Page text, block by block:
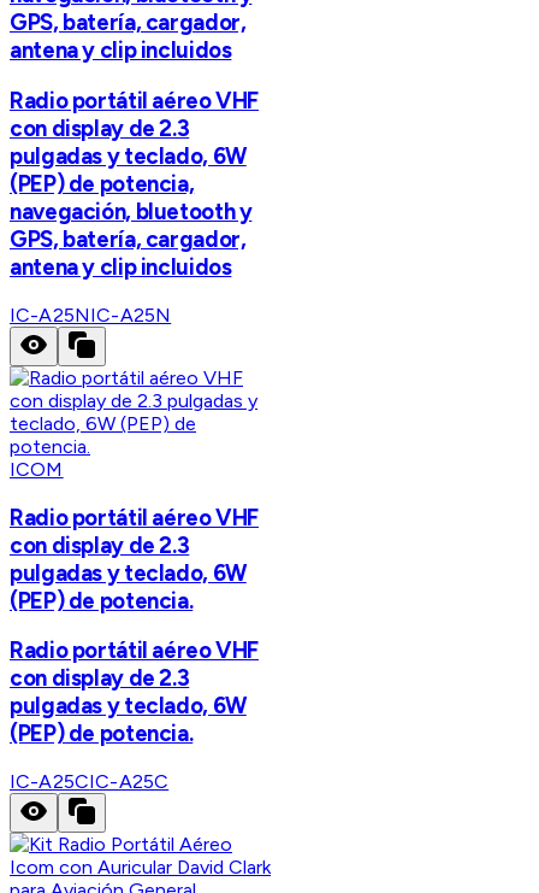
GPS, batería, cargador,
antena y clip incluidos
Radio portátil aéreo VHF
con display de 2.3
pulgadas y teclado, 6W
(PEP) de potencia,
navegación, bluetooth y
GPS, batería, cargador,
antena y clip incluidos
IC-A25NIC-A25N
ICOM
Radio portátil aéreo VHF
con display de 2.3
pulgadas y teclado, 6W
(PEP) de potencia.
Radio portátil aéreo VHF
con display de 2.3
pulgadas y teclado, 6W
(PEP) de potencia.
IC-A25CIC-A25C